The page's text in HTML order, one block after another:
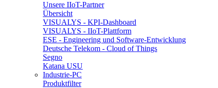
Unsere IIoT-Partner
Übersicht
VISUALYS - KPI-Dashboard
VISUALYS - IIoT-Plattform
ESE - Engineering und Software-Entwicklung
Deutsche Telekom - Cloud of Things
Segno
Katana USU
Industrie-PC
Produktfilter